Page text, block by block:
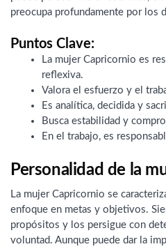
preocupa profundamente por los
Puntos Clave:
La mujer Capricornio es
reflexiva.
Valora el esfuerzo y el
Es analítica, decidida y
Busca estabilidad y
En el trabajo, es
Personalidad de la
La mujer Capricornio se
enfoque en metas y objetivos.
propósitos y los persigue con
voluntad. Aunque puede dar la